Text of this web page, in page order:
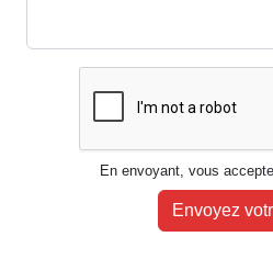
En envoyant, vous
Envoyez